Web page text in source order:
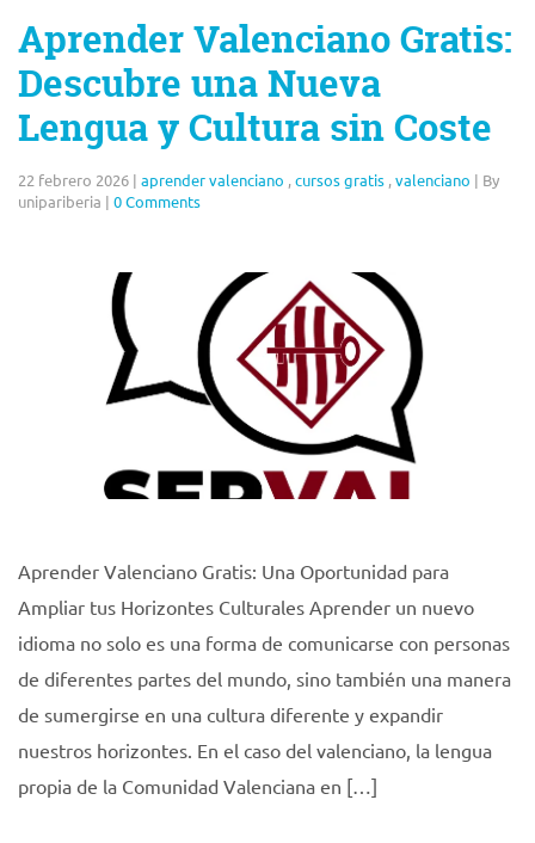
Aprender Valenciano Gratis:
Descubre una Nueva
Lengua y Cultura sin Coste
22 febrero 2026 | aprender valenciano ,cursos gratis ,valenciano | By
unipariberia | 0 Comments
Aprender Valenciano Gratis: Una Oportunidad para
Ampliar tus Horizontes Culturales Aprender un nuevo
idioma no solo es una forma de comunicarse con personas
de diferentes partes del mundo, sino también una manera
de sumergirse en una cultura diferente y expandir
nuestros horizontes. En el caso del valenciano, la lengua
propia de la Comunidad Valenciana en […]